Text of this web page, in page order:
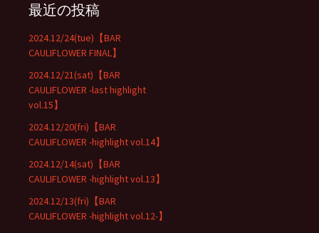
最近の投稿
2024.12/24(tue)【BAR
CAULIFLOWER FINAL】
2024.12/21(sat)【BAR
CAULIFLOWER -last highlight
vol.15】
2024.12/20(fri)【BAR
CAULIFLOWER -highlight vol.14】
2024.12/14(sat)【BAR
CAULIFLOWER -highlight vol.13】
2024.12/13(fri)【BAR
CAULIFLOWER -highlight vol.12-】